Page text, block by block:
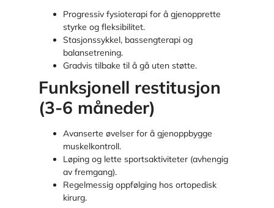
Progressiv fysioterapi for å gjenopprette
styrke og fleksibilitet.
Stasjonssykkel, bassengterapi og
balansetrening.
Gradvis tilbake til å gå uten støtte.
Funksjonell restitusjon
(3-6 måneder)
Avanserte øvelser for å gjenoppbygge
muskelkontroll.
Løping og lette sportsaktiviteter (avhengig
av fremgang).
Regelmessig oppfølging hos ortopedisk
kirurg.